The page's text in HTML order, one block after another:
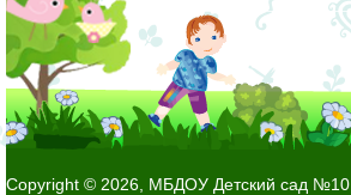
Copyright © 2026, МБДОУ Детский сад №10